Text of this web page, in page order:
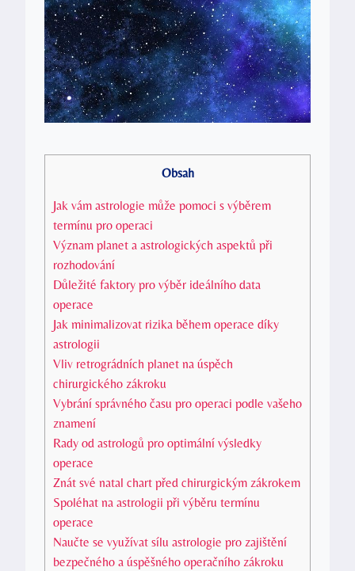
Obsah
Jak vám astrologie může pomoci s výběrem
termínu pro operaci
Význam planet a astrologických aspektů při
rozhodování
Důležité faktory pro výběr ideálního data
operace
Jak minimalizovat rizika během operace díky
astrologii
Vliv retrográdních planet na úspěch
chirurgického zákroku
Vybrání správného času pro operaci podle vašeho
znamení
Rady od astrologů pro optimální výsledky
operace
Znát své natal chart před chirurgickým zákrokem
Spoléhat na astrologii při výběru termínu
operace
Naučte se využívat sílu astrologie pro zajištění
bezpečného a úspěšného operačního zákroku